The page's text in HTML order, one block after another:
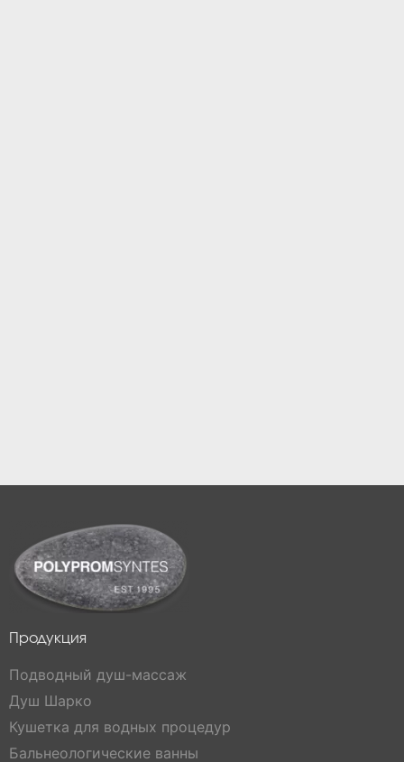
Продукция
Подводный душ-массаж
Душ Шарко
Кушетка для водных процедур
Бальнеологические ванны